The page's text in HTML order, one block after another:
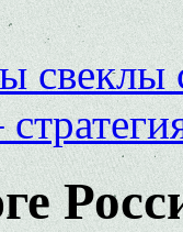
свеклы